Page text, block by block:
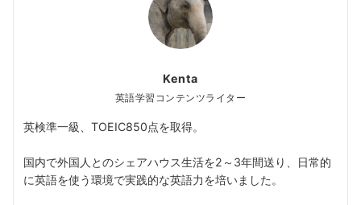
Kenta
英語学習コンテンツライター
英検準一級、TOEIC850点を取得。
国内で外国人とのシェアハウス生活を2～3年間送り、日常的
に英語を使う環境で実践的な英語力を培いました。